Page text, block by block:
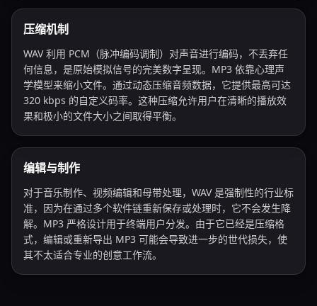
压缩机制
WAV 利用 PCM（脉冲编码调制）对声音进行编码，不丢弃任
何信息，是原始模拟信号的完美数字呈现。MP3 依靠心理声
学模型来缩小文件。通过动态压缩音频数据，它提供最高可达
320 kbps 的自定义码率。这种压缩允许用户在清晰的播放效
果和极小的文件大小之间取得平衡。
编辑与制作
对于音乐制作、视频编辑和母带处理，WAV 是强制性的行业标
准，因为在通过多个软件链重新保存或处理时，它不会发生降
解。MP3 严格设计用于终端用户分发。由于它已经是压缩格
式，编辑或重新导出 MP3 可能会导致进一步的世代损失，使
其不太适合专业的创意工作流。